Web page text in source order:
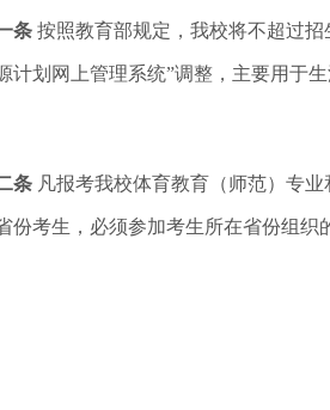
条 按照教育部规定，我校将不超过
计划网上管理系统”调整，主要用于
条 凡报考我校体育教育（师范）专
份考生，必须参加考生所在省份组